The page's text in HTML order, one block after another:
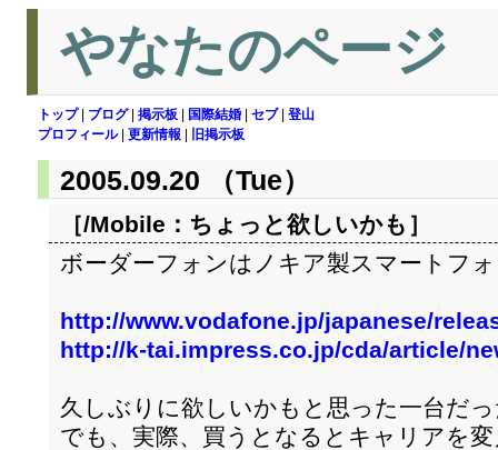
やなたのページ
トップ| ブログ| 掲示板 国際結婚 セブ| 登山
プロフィール| 更新情報 旧掲示板
2005.09.20 （Tue）
［/Mobile： ちょっと欲しいかも ］
ボーダーフォンはノキア製スマートフ
http://www.vodafone.jp/japanese/
http://k-tai.impress.co.jp/cda/article/
久しぶりに欲しいかもと思った一台だ
でも、実際、買うとなるとキャリアを